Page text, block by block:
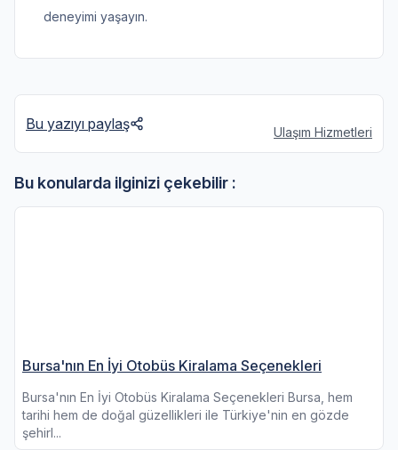
deneyimi yaşayın.
Bu yazıyı paylaş Ulaşım Hizmetleri
Bu konularda ilginizi çekebilir :
Bursa'nın En İyi Otobüs Kiralama Seçenekleri
Bursa'nın En İyi Otobüs Kiralama Seçenekleri Bursa, hem
tarihi hem de doğal güzellikleri ile Türkiye'nin en gözde
şehirl...